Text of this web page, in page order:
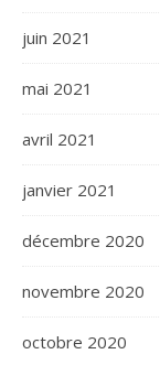
juin 2021
mai 2021
avril 2021
janvier 2021
décembre 2020
novembre 2020
octobre 2020